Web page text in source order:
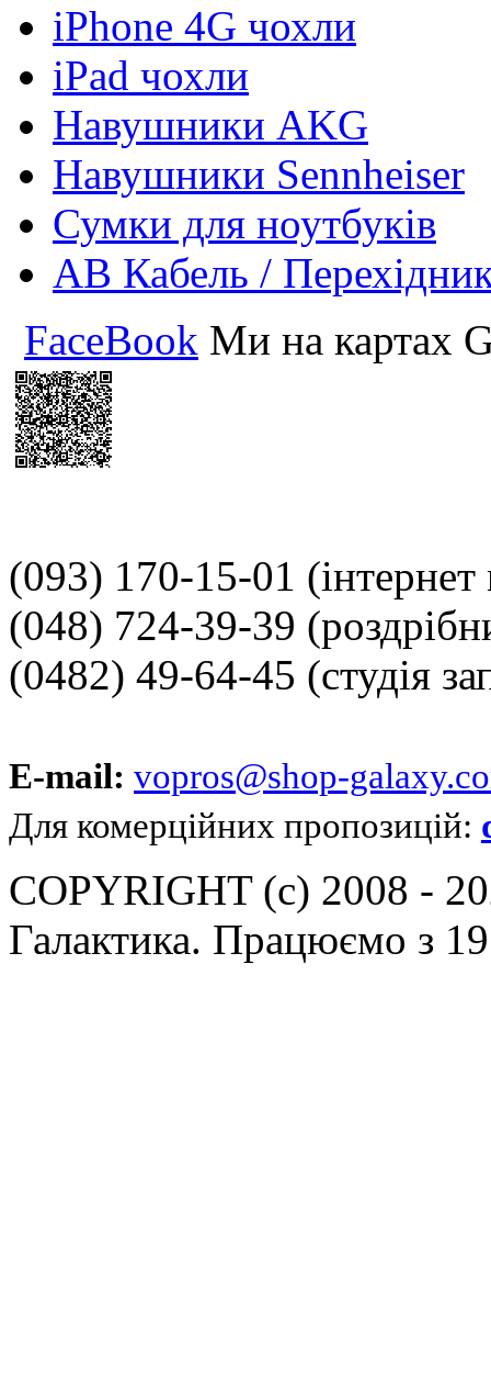
iPhone 4G чохли
iPad чохли
Навушники AKG
Навушники Sennheiser
Сумки для ноутбуків
АВ Кабель /
FaceBook Ми на картах
(093) 170-15-01
(048) 724-39-39
(0482) 49-64-45 (студія
E-mail: vopros@shop-
Для комерційних пропозицій:
COPYRIGHT (c) 2008 -
Галактика. Працюємо з